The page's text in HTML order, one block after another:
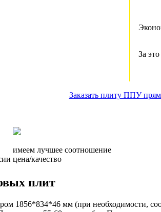
За
Заказать плиту ППУ
имеем лучшее соотношение
цена/качество
плит
1856*834*46 мм (при необходимости,